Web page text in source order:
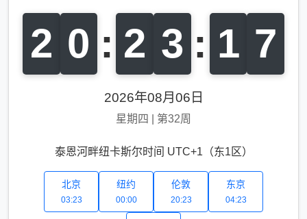
2 0 : 2 3 : 1 8
2026年08月06日
星期四 第32周
泰恩河畔纽卡斯尔时间 UTC+1（东1区）
北京
03:23
纽约
00:00
伦敦
20:23
东京
04:23